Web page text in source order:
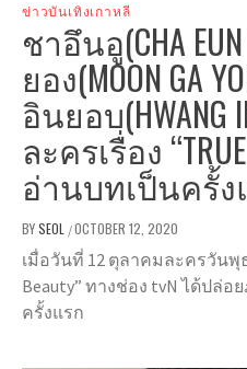
ข่าวบันเทิงเกาหลี
ชาอึนอู(CHA
ยอง(MOON GA
อินยอบ(HWANG
ละครเรื่อง
อ่านบทเป็นครั้ง
BYSEOL /OCTOBER 12, 2020
เมื่อวันที่ 12 ตุลาคมละครวันพุ
Beauty” ทางช่อง tvN ได้ปล่
ครั้งแรก